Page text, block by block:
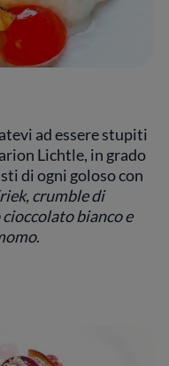
ad essere stupiti
Lichtle, in grado
di ogni goloso con
crumble di
bianco e
.